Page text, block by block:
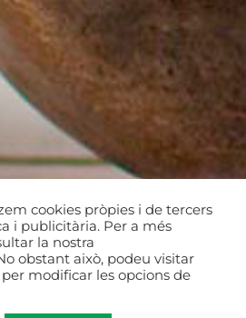
cookies pròpies i de tercers
i publicitària. Per a més
la nostra
obstant això, podeu visitar
modificar les opcions de